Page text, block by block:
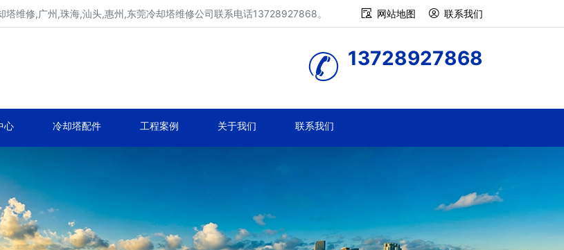
维修,广州,珠海,汕头,惠州,东莞冷却塔维修公司联系电话13728927868。 网站地图 联系我们
13728927868
心 冷却塔配件 工程案例 关于我们 联系我们